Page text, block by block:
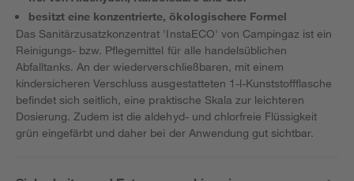
besitzt eine konzentrierte, ökologischere Formel
Das Sanitärzusatzkonzentrat 'InstaECO' von Campingaz ist ein
Reinigungs- bzw. Pflegemittel für alle handelsüblichen
Abfalltanks. An der wiederverschließbaren, mit einem
kindersicheren Verschluss ausgestatteten 1-l-Kunststoffflasche
befindet sich seitlich, eine praktische Skala zur leichteren
Dosierung. Zudem ist die aldehyd- und chlorfreie Flüssigkeit
grün eingefärbt und daher bei der Anwendung gut sichtbar.